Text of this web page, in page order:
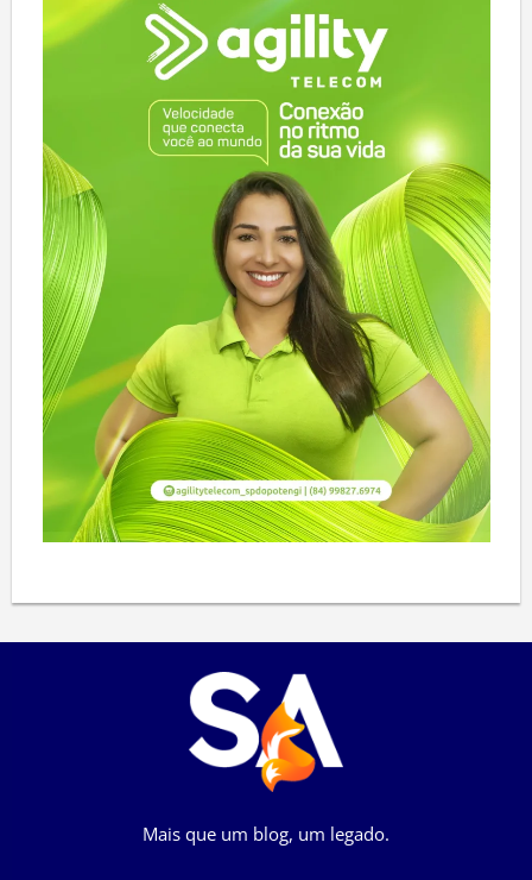
Mais que um blog, um legado.